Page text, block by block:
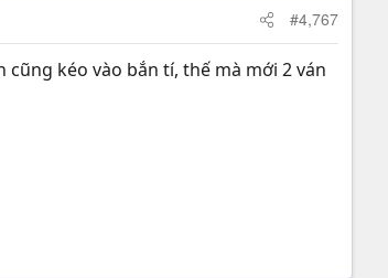
#4,767
kéo vào bắn tí, thế mà mới 2 ván